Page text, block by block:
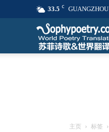
33.5 C GUANGZHOU
主页 标签